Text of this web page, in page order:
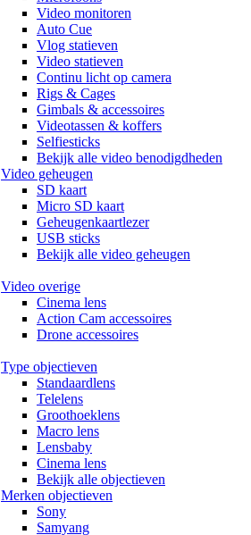
Video monitoren
Auto Cue
Vlog statieven
Video statieven
Continu licht op camera
Rigs & Cages
Gimbals & accessoires
Videotassen & koffers
Selfiesticks
Bekijk alle video benodigdheden
Video geheugen
SD kaart
Micro SD kaart
Geheugenkaartlezer
USB sticks
Bekijk alle video geheugen
Video overige
Cinema lens
Action Cam accessoires
Drone accessoires
Type objectieven
Standaardlens
Telelens
Groothoeklens
Macro lens
Lensbaby
Cinema lens
Bekijk alle objectieven
Merken objectieven
Sony
Samyang